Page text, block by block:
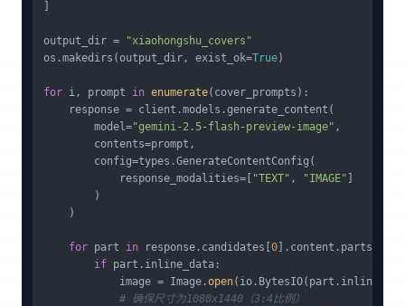
output_dir =
"xiaohongshu_covers"
os.makedirs(output_dir, exist_ok=True)
for i, prompt in enumerate(cover_prompts):
    response = client.models.generate_content(
        model=
"gemini-2.5-flash-preview-image" ,
        contents=prompt,
        config=types.GenerateContentConfig(
            response_modalities=[
"TEXT" , "IMAGE"
        )
    )
for part in response.candidates[ 0 ].content.parts:
if part.inline_data:
            image = Image.
open
# 确保尺寸为1080x1440（3:4比例）